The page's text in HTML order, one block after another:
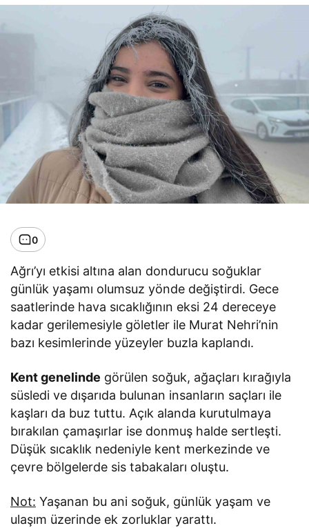
0
Ağrı’yı etkisi altına alan dondurucu soğuklar
günlük yaşamı olumsuz yönde değiştirdi. Gece
saatlerinde hava sıcaklığının eksi 24 dereceye
kadar gerilemesiyle göletler ile Murat Nehri’nin
bazı kesimlerinde yüzeyler buzla kaplandı.
Kent genelinde görülen soğuk, ağaçları kırağıyla
süsledi ve dışarıda bulunan insanların saçları ile
kaşları da buz tuttu. Açık alanda kurutulmaya
bırakılan çamaşırlar ise donmuş halde sertleşti.
Düşük sıcaklık nedeniyle kent merkezinde ve
çevre bölgelerde sis tabakaları oluştu.
Not: Yaşanan bu ani soğuk, günlük yaşam ve
ulaşım üzerinde ek zorluklar yarattı.